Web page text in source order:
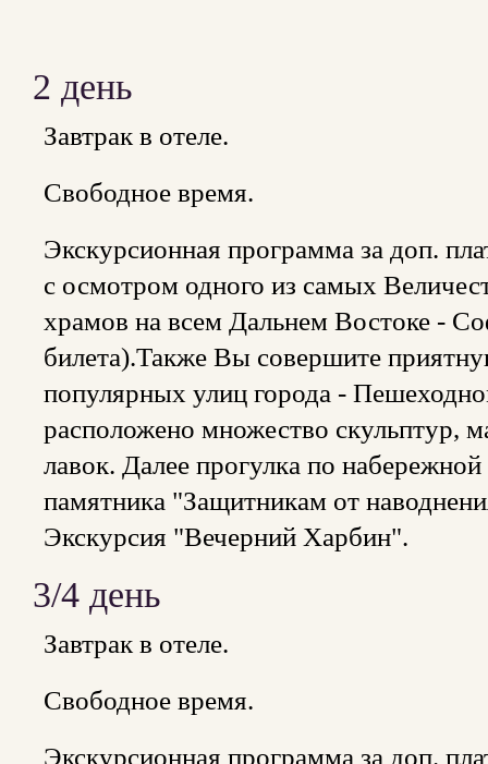
2 день
Завтрак в отеле.
Свободное время.
Экскурсионная программа за доп.
с осмотром одного из самых
храмов на всем Дальнем Востоке -
билета).Также Вы совершите
популярных улиц города -
расположено множество скульптур,
лавок. Далее прогулка по
памятника "Защитникам от
Экскурсия "Вечерний Харбин".
3/4 день
Завтрак в отеле.
Свободное время.
Экскурсионная программа за доп.